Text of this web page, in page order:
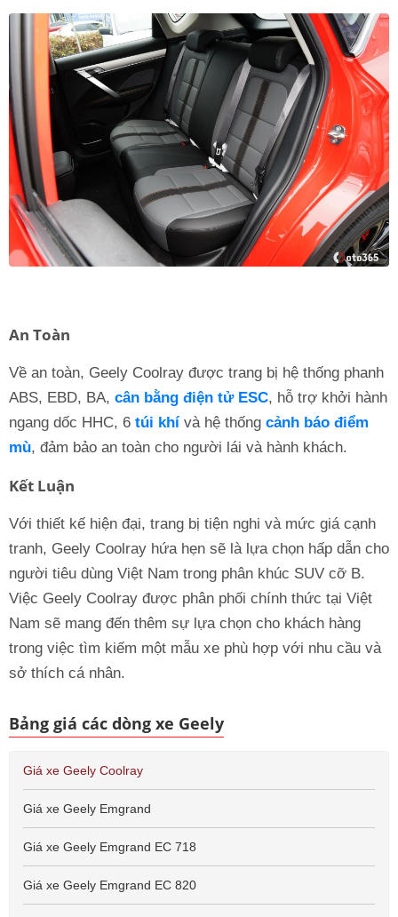
An Toàn
Về an toàn, Geely Coolray được trang bị hệ thống phanh
ABS, EBD, BA, cân bằng điện tử ESC, hỗ trợ khởi hành
ngang dốc HHC, 6 túi khí và hệ thống cảnh báo điểm
mù, đảm bảo an toàn cho người lái và hành khách.
Kết Luận
Với thiết kế hiện đại, trang bị tiện nghi và mức giá cạnh
tranh, Geely Coolray hứa hẹn sẽ là lựa chọn hấp dẫn cho
người tiêu dùng Việt Nam trong phân khúc SUV cỡ B.
Việc Geely Coolray được phân phối chính thức tại Việt
Nam sẽ mang đến thêm sự lựa chọn cho khách hàng
trong việc tìm kiếm một mẫu xe phù hợp với nhu cầu và
sở thích cá nhân.
Bảng giá các dòng xe Geely
Giá xe Geely Coolray
Giá xe Geely Emgrand
Giá xe Geely Emgrand EC 718
Giá xe Geely Emgrand EC 820